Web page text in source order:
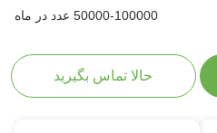
50000-100000 عدد در ماه
حالا تماس بگیرید